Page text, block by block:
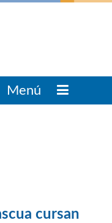
Menú
cursan